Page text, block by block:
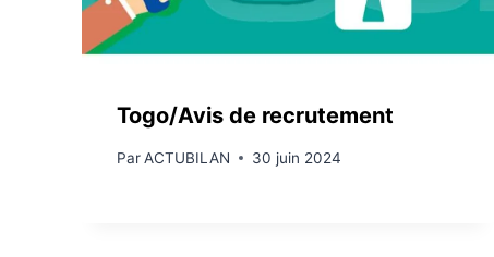
Togo/Avis de recrutement
ParACTUBILAN 30 juin 2024